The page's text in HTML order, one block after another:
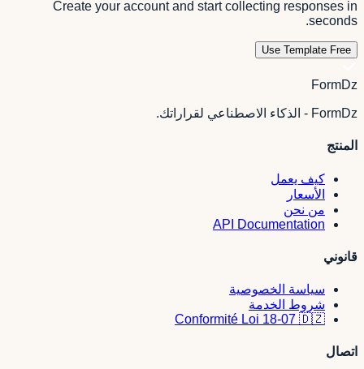
Create your account and start collecting responses in
seconds.
Use Template Free
FormDz
FormDz - الذكاء الاصطناعي لقراراتك.
المنتج
كيف يعمل
الأسعار
من نحن
API Documentation
قانوني
سياسة الخصوصية
شروط الخدمة
Conformité Loi 18-07 🇩🇿
اتصال